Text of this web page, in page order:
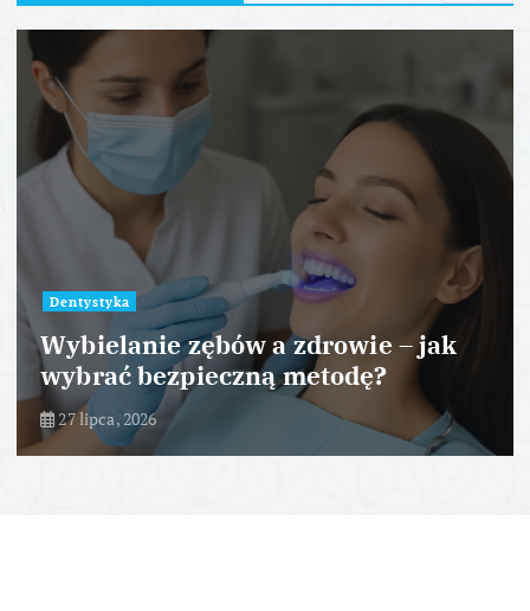
Dentystyka
Wybielanie zębów a zdrowie – jak
wybrać bezpieczną metodę?
27 lipca, 2026